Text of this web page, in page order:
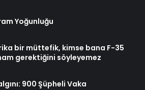
Yoğunluğu
bir müttefik, kimse bana F-35
gerektiğini söyleyemez
900 Şüpheli Vaka